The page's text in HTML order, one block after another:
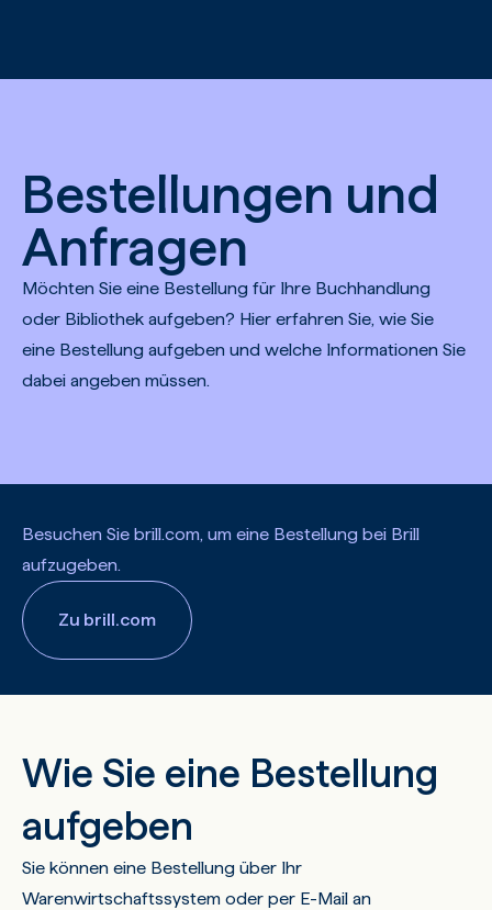
Bestellungen und
Anfragen
Möchten Sie eine Bestellung für Ihre Buchhandlung
oder Bibliothek aufgeben? Hier erfahren Sie, wie Sie
eine Bestellung aufgeben und welche Informationen Sie
dabei angeben müssen.
Besuchen Sie brill.com, um eine Bestellung bei Brill
aufzugeben.
Zu brill.com
Wie Sie eine Bestellung
aufgeben
Sie können eine Bestellung über Ihr
Warenwirtschaftssystem oder per E-Mail an